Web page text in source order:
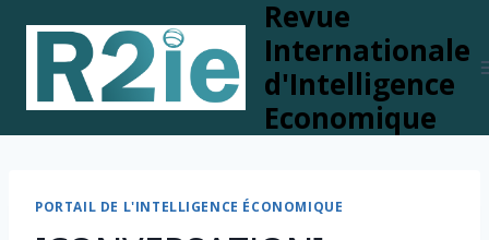
content
Revue
Internationale
d'Intelligence
Economique
PORTAIL DE L'INTELLIGENCE ÉCONOMIQUE